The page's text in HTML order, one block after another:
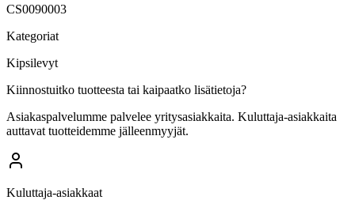
CS0090003
Kategoriat
Kipsilevyt
Kiinnostuitko tuotteesta tai kaipaatko lisätietoja?
Asiakaspalvelumme palvelee yritysasiakkaita. Kuluttaja-asiakkaita
auttavat tuotteidemme jälleenmyyjät.
Kuluttaja-asiakkaat